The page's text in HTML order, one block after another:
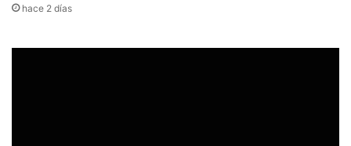
hace 2 días